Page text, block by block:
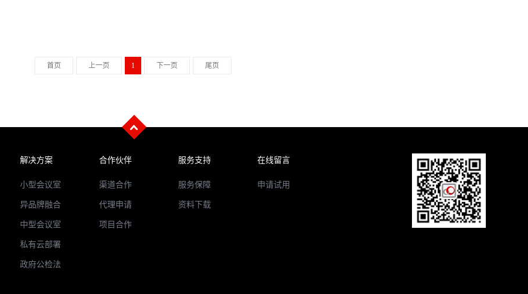
首页 上一页 1 下一页 尾页
解决方案
小型会议室
异品牌融合
中型会议室
私有云部署
政府公检法
合作伙伴
渠道合作
代理申请
项目合作
服务支持
服务保障
资料下载
在线留言
申请试用